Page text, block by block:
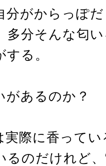
分がからっぽ
多分そんな匂
る。
があるのか？
実際に香って
るのだけれど、